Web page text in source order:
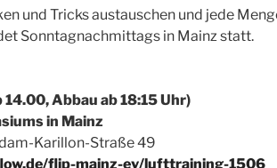
und Tricks austauschen und jede
Sonntagnachmittags in Mainz statt.
Abbau ab 18:15 Uhr)
in Mainz
Karillon-Straße 49
flip-mainz-ev/lufttraining-1506